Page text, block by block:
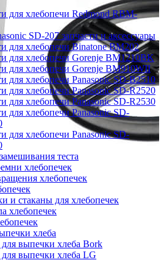
для хлебопечи Redmond RBM-
SD-207 запчасти и аксессуары
для хлебопечи Binatone BM202
для хлебопечи Gorenje BM1210BK
для хлебопечи Gorenje BM910WII
для хлебопечи Panasonic SD-B2510
для хлебопечи Panasonic SD-R2520
для хлебопечи Panasonic SD-R2530
для хлебопечи Panasonic SD-
для хлебопечи Panasonic SD-
теста
хлебопечек
хлебопечек
и стаканы для хлебопечек
хлебопечек
хлеба
выпечки хлеба Bork
выпечки хлеба LG